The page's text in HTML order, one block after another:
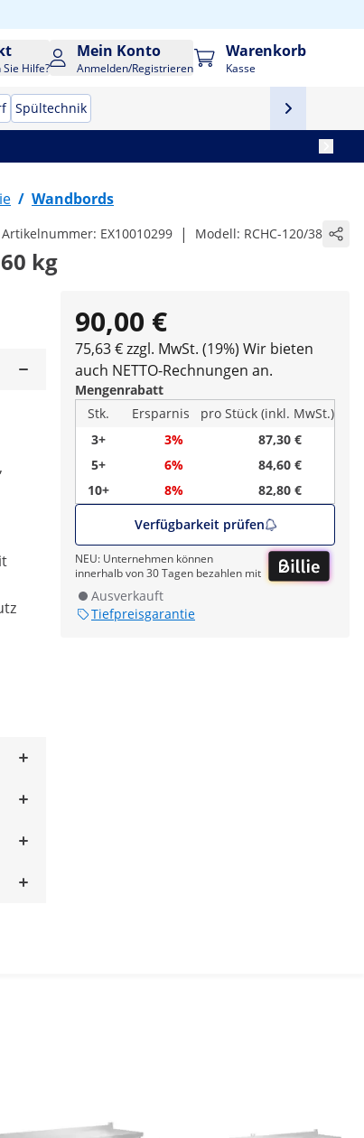
Hilfe?
Mein Konto
Anmelden/Registrieren
Warenkorb
Kasse
Spültechnik
/ Wandbords
Artikelnummer: EX10010299 | Modell: RCHC-120/38
kg
90,00 €
75,63 € zzgl. MwSt. (19%) Wir bieten
auch NETTO-Rechnungen an.
Mengenrabatt
Stk.
Ersparnis
pro Stück (inkl. MwSt.)
3+
3%
87,30 €
5+
6%
84,60 €
10+
8%
82,80 €
Verfügbarkeit prüfen
NEU: Unternehmen können
innerhalb von 30 Tagen bezahlen mit
Ausverkauft
Tiefpreisgarantie